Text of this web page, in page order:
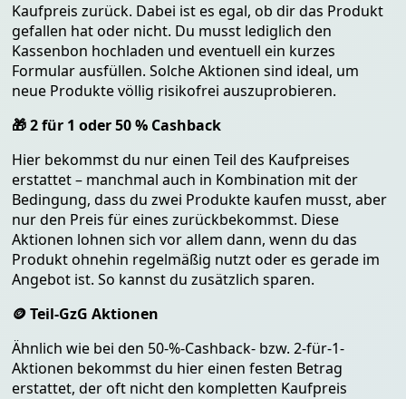
Kaufpreis zurück. Dabei ist es egal, ob dir das Produkt
gefallen hat oder nicht. Du musst lediglich den
Kassenbon hochladen und eventuell ein kurzes
Formular ausfüllen. Solche Aktionen sind ideal, um
neue Produkte völlig risikofrei auszuprobieren.
🎁 2 für 1 oder 50 % Cashback
Hier bekommst du nur einen Teil des Kaufpreises
erstattet – manchmal auch in Kombination mit der
Bedingung, dass du zwei Produkte kaufen musst, aber
nur den Preis für eines zurückbekommst. Diese
Aktionen lohnen sich vor allem dann, wenn du das
Produkt ohnehin regelmäßig nutzt oder es gerade im
Angebot ist. So kannst du zusätzlich sparen.
🪙 Teil-GzG Aktionen
Ähnlich wie bei den 50-%-Cashback- bzw. 2-für-1-
Aktionen bekommst du hier einen festen Betrag
erstattet, der oft nicht den kompletten Kaufpreis